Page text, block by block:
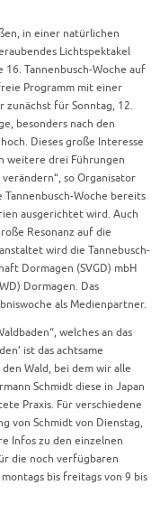
in einer natürlichen
Lichtspektakel
Tannenbusch-Woche auf
Programm mit einer
zunächst für Sonntag, 12.
besonders nach den
Dieses große Interesse
weitere drei Führungen
so Organisator
Tannenbusch-Woche bereits
ausgerichtet wird. Auch
Resonanz auf die
wird die Tannebusch-
Dormagen (SVGD) mbH
Dormagen. Das
als Medienpartner.
welches an das
ist das achtsame
Wald, bei dem wir alle
Schmidt diese in Japan
Praxis. Für verschiedene
von Schmidt von Dienstag,
Infos zu den einzelnen
die noch verfügbaren
bis freitags von 9 bis